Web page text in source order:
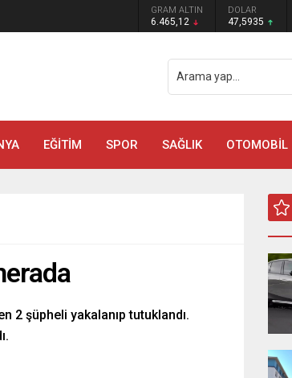
neden İçeride? GRAM ALTIN
6.465,12
DOLAR
47,5935
EĞİTİM SPOR SAĞLIK OTOMOBİL
2 şüpheli yakalanıp tutuklandı.